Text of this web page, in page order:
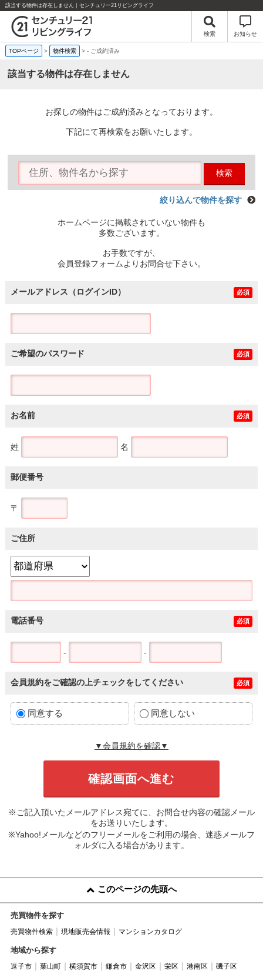
該当する物件は存在しません｜センチュリー21リビングライフ
検索 お知らせ
TOPページ > 物件検索 >- ご成約済み
該当する物件は存在しません
お探しの物件はご成約済みとなっております。
下記にて再検索をお願いたします。
検索
絞り込んで物件を探す
ホームページに掲載されていない物件も
多数ございます。
お手数ですが、
会員登録フォームよりお問合せ下さい。
メールアドレス（ログインID） 必須
ご希望のパスワード 必須
お名前 必須
姓 名
郵便番号
〒
ご住所
電話番号 必須
- -
会員規約をご確認の上チェックをしてください 必須
同意する 同意しない
▼会員規約を確認▼
※ご記入頂いたメールアドレス宛てに、お問合せ内容の確認メール
をお送りいたします。
※Yahoo!メールなどのフリーメールをご利用の場合、迷惑メールフ
ォルダに入る場合があります。
このページの先頭へ
売買物件を探す
売買物件検索 現地販売会情報 マンションカタログ
地域から探す
逗子市 葉山町 横須賀市 鎌倉市 金沢区 栄区 港南区 磯子区